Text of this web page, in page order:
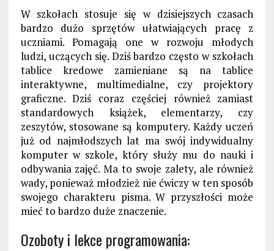
W szkołach stosuje się w dzisiejszych czasach
bardzo dużo sprzętów ułatwiających pracę z
uczniami. Pomagają one w rozwoju młodych
ludzi, uczących się. Dziś bardzo często w szkołach
tablice kredowe zamieniane są na tablice
interaktywne, multimedialne, czy projektory
graficzne. Dziś coraz częściej również zamiast
standardowych książek, elementarzy, czy
zeszytów, stosowane są komputery. Każdy uczeń
już od najmłodszych lat ma swój indywidualny
komputer w szkole, który służy mu do nauki i
odbywania zajęć. Ma to swoje zalety, ale również
wady, ponieważ młodzież nie ćwiczy w ten sposób
swojego charakteru pisma. W przyszłości może
mieć to bardzo duże znaczenie.
Ozoboty i lekce programowania: